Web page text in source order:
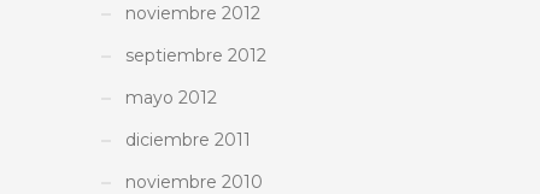
noviembre 2012
septiembre 2012
mayo 2012
diciembre 2011
noviembre 2010